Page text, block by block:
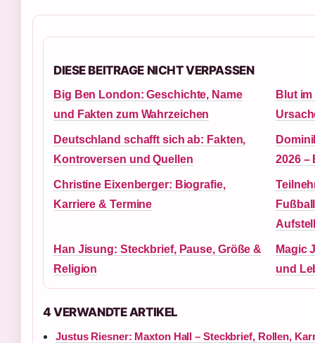
DIESE BEITRAGE NICHT VERPASSEN
Big Ben London: Geschichte, Name
und Fakten zum Wahrzeichen
Blut
Deutschland schafft sich ab: Fakten,
Kontroversen und Quellen
2026 –
Christine Eixenberger: Biografie,
Karriere & Termine
Han Jisung: Steckbrief, Pause, Größe &
Religion
Magic
und
4 VERWANDTE ARTIKEL
Justus Riesner: Maxton Hall – Steckbrief, Rollen,